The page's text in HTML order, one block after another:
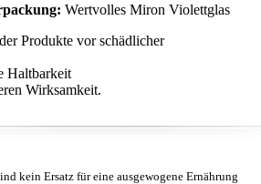
Wertvolles Miron Violettglas
Produkte vor schädlicher
Haltbarkeit
Wirksamkeit.
kein Ersatz für eine ausgewogene Ernährung